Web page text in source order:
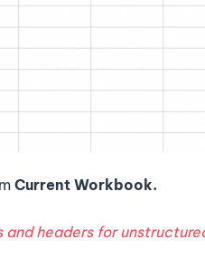
Current Workbook.
headers for